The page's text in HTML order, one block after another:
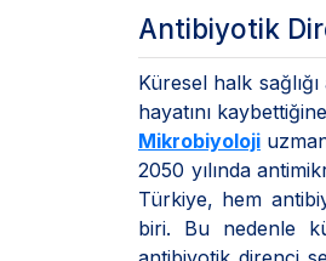
Antibiyotik
Küresel halk
hayatını
Mikrobiyoloji
2050 yılında
Türkiye, hem
biri. Bu nedenle